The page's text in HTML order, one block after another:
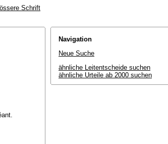
Schrift
Navigation
Neue Suche
ähnliche Leitentscheide suchen
ähnliche Urteile ab 2000 suchen